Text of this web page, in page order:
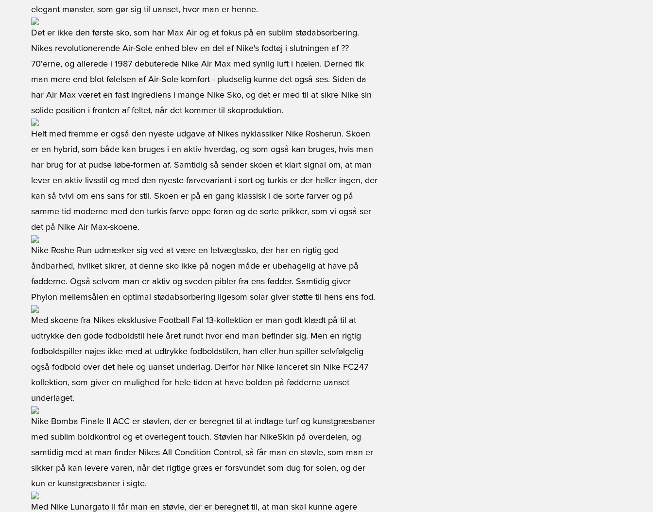
elegant mønster, som gør sig til uanset, hvor man er henne.
Det er ikke den første sko, som har Max Air og et fokus på en sublim stødabsorbering.
Nikes revolutionerende Air-Sole enhed blev en del af Nike's fodtøj i slutningen af ??
70'erne, og allerede i 1987 debuterede Nike Air Max med synlig luft i hælen. Derned fik
man mere end blot følelsen af Air-Sole komfort - pludselig kunne det også ses. Siden da
har Air Max været en fast ingrediens i mange Nike Sko, og det er med til at sikre Nike sin
solide position i fronten af feltet, når det kommer til skoproduktion.
Helt med fremme er også den nyeste udgave af Nikes nyklassiker Nike Rosherun. Skoen
er en hybrid, som både kan bruges i en aktiv hverdag, og som også kan bruges, hvis man
har brug for at pudse løbe-formen af. Samtidig så sender skoen et klart signal om, at man
lever en aktiv livsstil og med den nyeste farvevariant i sort og turkis er der heller ingen, der
kan så tvivl om ens sans for stil. Skoen er på en gang klassisk i de sorte farver og på
samme tid moderne med den turkis farve oppe foran og de sorte prikker, som vi også ser
det på Nike Air Max-skoene.
Nike Roshe Run udmærker sig ved at være en letvægtssko, der har en rigtig god
åndbarhed, hvilket sikrer, at denne sko ikke på nogen måde er ubehagelig at have på
fødderne. Også selvom man er aktiv og sveden pibler fra ens fødder. Samtidig giver
Phylon mellemsålen en optimal stødabsorbering ligesom solar giver støtte til hens ens fod.
Med skoene fra Nikes eksklusive Football Fal 13-kollektion er man godt klædt på til at
udtrykke den gode fodboldstil hele året rundt hvor end man befinder sig. Men en rigtig
fodboldspiller nøjes ikke med at udtrykke fodboldstilen, han eller hun spiller selvfølgelig
også fodbold over det hele og uanset underlag. Derfor har Nike lanceret sin Nike FC247
kollektion, som giver en mulighed for hele tiden at have bolden på fødderne uanset
underlaget.
Nike Bomba Finale II ACC er støvlen, der er beregnet til at indtage turf og kunstgræsbaner
med sublim boldkontrol og et overlegent touch. Støvlen har NikeSkin på overdelen, og
samtidig med at man finder Nikes All Condition Control, så får man en støvle, som man er
sikker på kan levere varen, når det rigtige græs er forsvundet som dug for solen, og der
kun er kunstgræsbaner i sigte.
Med Nike Lunargato II
får man en støvle, der er beregnet til, at man skal kunne agere